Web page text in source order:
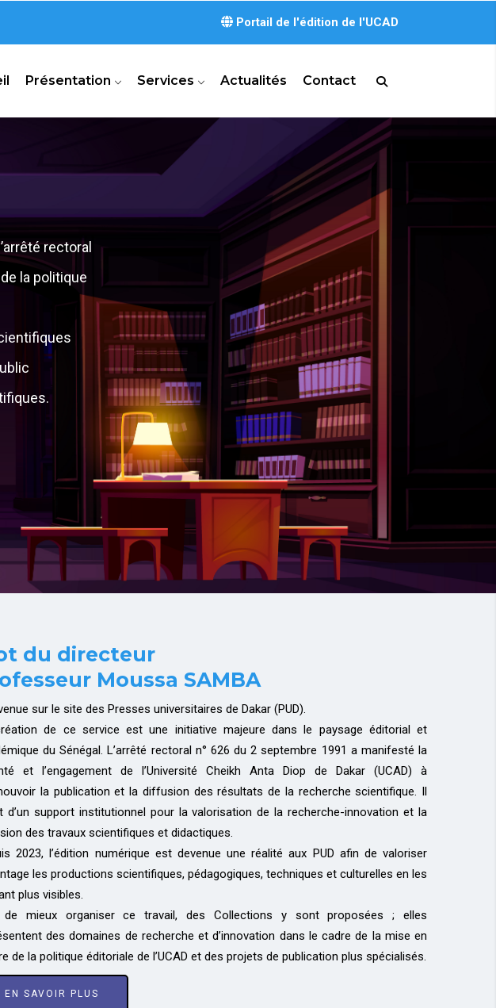
Portail de l'édition de l'UCAD
Présentation Services Actualités Contact
rectoral
la politique
du directeur
Moussa SAMBA
sur le site des Presses universitaires de Dakar (PUD).
de ce service est une initiative majeure dans le paysage éditorial et
du Sénégal. L’arrêté rectoral n° 626 du 2 septembre 1991 a manifesté la
et l’engagement de l’Université Cheikh Anta Diop de Dakar (UCAD) à
la publication et la diffusion des résultats de la recherche scientifique. Il
d’un support institutionnel pour la valorisation de la recherche-innovation et la
des travaux scientifiques et didactiques.
2023, l’édition numérique est devenue une réalité aux PUD afin de valoriser
les productions scientifiques, pédagogiques, techniques et culturelles en les
plus visibles.
de mieux organiser ce travail, des Collections y sont proposées ; elles
des domaines de recherche et d’innovation dans le cadre de la mise en
de la politique éditoriale de l’UCAD et des projets de publication plus spécialisés.
EN SAVOIR PLUS